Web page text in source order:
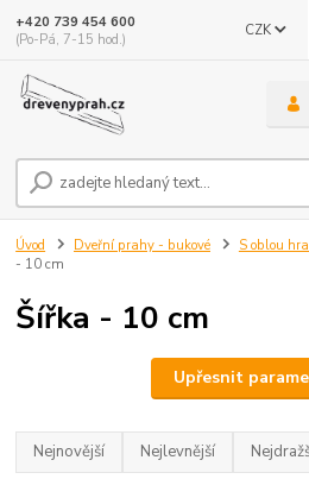
CZK
+420 739 454 600
(Po-Pá, 7-15 hod.)
Úvod Dveřní prahy - bukové S oblou
- 10 cm
Šířka - 10 cm
Upřesnit
Nejnovější Nejlevnější